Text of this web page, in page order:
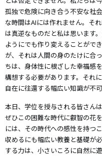
孤独で危険に向き合う不安な社
な時間はAIには作れません。そ
は真逆なものだと私は思います
ようにでも作り変えることがで
が、それは人間の身のたけに合
ちは、身体性に根ざした幸福感
構想する必要があります。それ
自在に往還する幅広い知識が不可
本日、学位を授与される皆さん
ぜひこの困難な時代に叡智の花
には、その時代への感性を持つ
収めるにも幅広い教養と基礎が
する力は、小さいころに自然に